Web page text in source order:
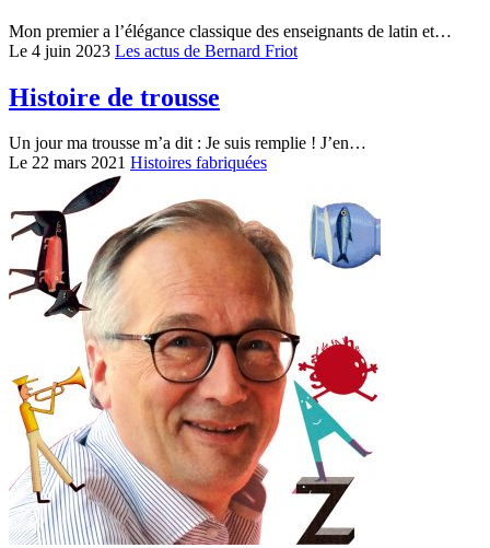
Mon premier a l’élégance classique des enseignants de latin et…
Le 4 juin 2023 Les actus de Bernard Friot
Histoire de trousse
Un jour ma trousse m’a dit : Je suis remplie ! J’en…
Le 22 mars 2021 Histoires fabriquées